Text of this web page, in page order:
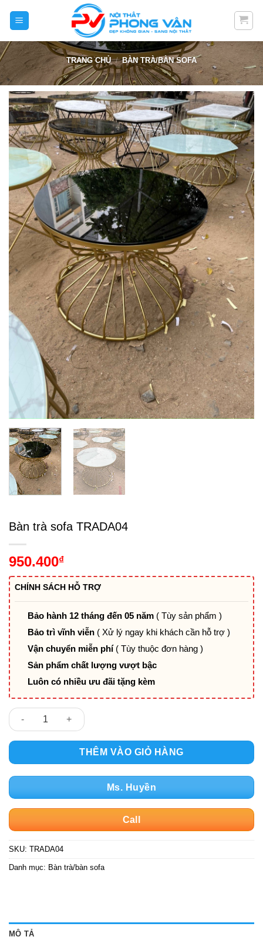
TRANG CHỦ / BÀN TRÀ/BÀN SOFA
Bàn trà sofa TRADA04
950.400₫
CHÍNH SÁCH HỖ TRỢ
Bảo hành 12 tháng đến 05 năm ( Tùy sản phẩm )
Bảo trì vĩnh viễn ( Xử lý ngay khi khách cần hỗ trợ )
Vận chuyển miễn phí ( Tùy thuộc đơn hàng )
Sản phẩm chất lượng vượt bậc
Luôn có nhiều ưu đãi tặng kèm
Bàn trà sofa TRADA04 số lượng
THÊM VÀO GIỎ HÀNG
Ms. Huyền
Call
SKU: TRADA04
Danh mục: Bàn trà/bàn sofa
MÔ TẢ